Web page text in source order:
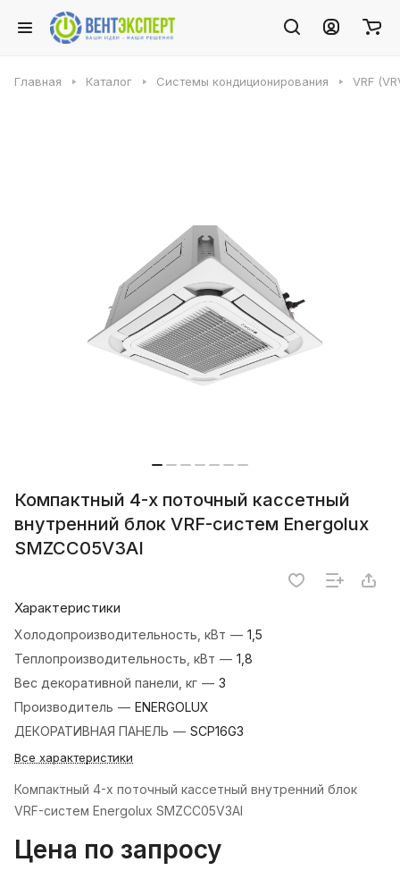
Главная Каталог Системы кондиционирования VRF
Компактный 4-х поточный кассетный
внутренний блок VRF-систем Energolux
SMZCC05V3AI
Характеристики
Холодопроизводительность, кВт — 1,5
Теплопроизводительность, кВт — 1,8
Вес декоративной панели, кг — 3
Производитель — ENERGOLUX
ДЕКОРАТИВНАЯ ПАНЕЛЬ — SCP16G3
Все характеристики
Компактный 4-х поточный кассетный внутренний блок
VRF-систем Energolux SMZCC05V3AI
Цена по запросу